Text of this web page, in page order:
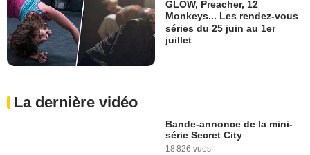
GLOW, Preacher, 12
Monkeys... Les rendez-vous
séries du 25 juin au 1er
juillet
La dernière vidéo
Bande-annonce de la mini-
série Secret City
18 826 vues